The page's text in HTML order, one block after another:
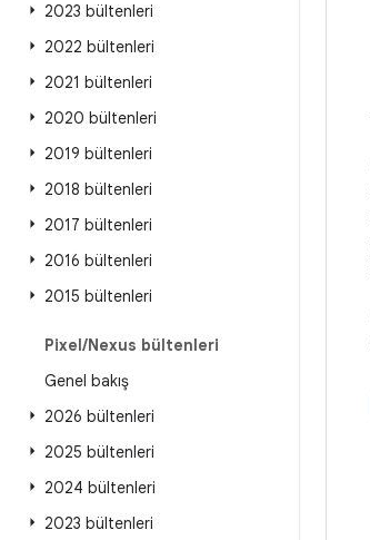
2023 bültenleri
2022 bültenleri
2021 bültenleri
2020 bültenleri
2019 bültenleri
2018 bültenleri
2017 bültenleri
2016 bültenleri
2015 bültenleri
Pixel/Nexus bültenleri
Genel bakış
2026 bültenleri
2025 bültenleri
2024 bültenleri
2023 bültenleri